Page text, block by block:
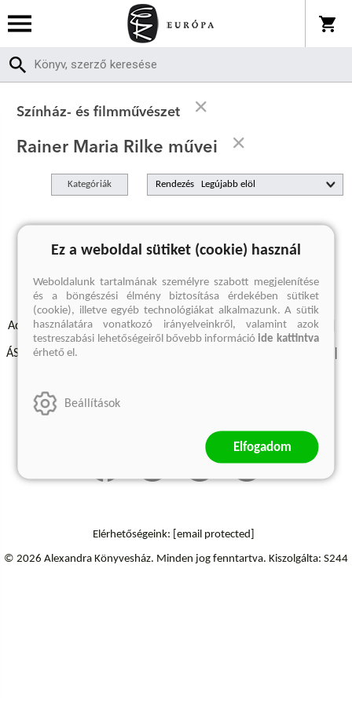
Színház- és filmművészet
Rainer Maria Rilke művei
Kategóriák Rendezés
A keresett kifejezésre nincs találat
Adatvédelmi szabályzatok Elállási felmondási nyilatkozat
ÁSZF - Vásárlási feltételek
Szállítási információk
Elérhetőségeink: [email protected]
© 2026 Alexandra Könyvesház. Minden jog fenntartva. Kiszolgálta: S244
Ez a weboldal sütiket (cookie) használ
Weboldalunk tartalmának személyre szabott megjelenítése
és a böngészési élmény biztosítása érdekében sütiket
(cookie), illetve egyéb technológiákat alkalmazunk. A sütik
használatára vonatkozó irányelveinkről, valamint azok
testreszabási lehetőségeiről bővebb információide kattintva
érhető el.
Beállítások
Elfogadom